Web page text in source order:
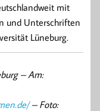
mit
und Unterschriften
Lüneburg.
–Am:
– Foto: